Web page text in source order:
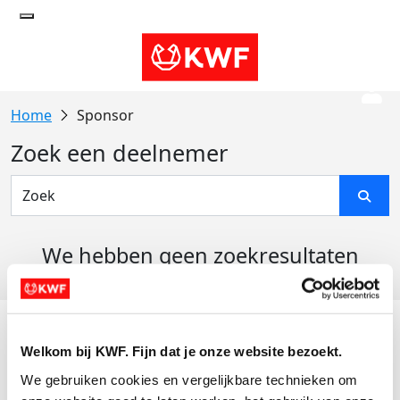
Welkom bij KWF. Fijn dat je onze website bezoekt.
We gebruiken cookies en vergelijkbare technieken om
Sponsor
Zoek een deelnemer
We hebben geen zoekresultaten
Actiematerialen
Evenementen